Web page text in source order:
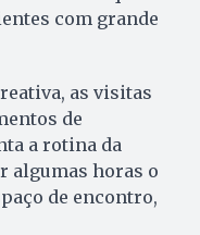
com grande
as visitas
de
a rotina da
algumas horas o
de encontro,